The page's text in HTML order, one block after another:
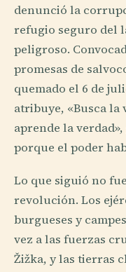
denunció la
refugio seguro del
peligroso.
promesas de
quemado el 6 de
atribuye, «Busca la
aprende la
porque el poder
Lo que siguió no
revolución. Los
burgueses y
vez a las fuerzas
Žižka, y las tierras